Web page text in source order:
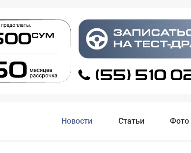
Новости Статьи Фото